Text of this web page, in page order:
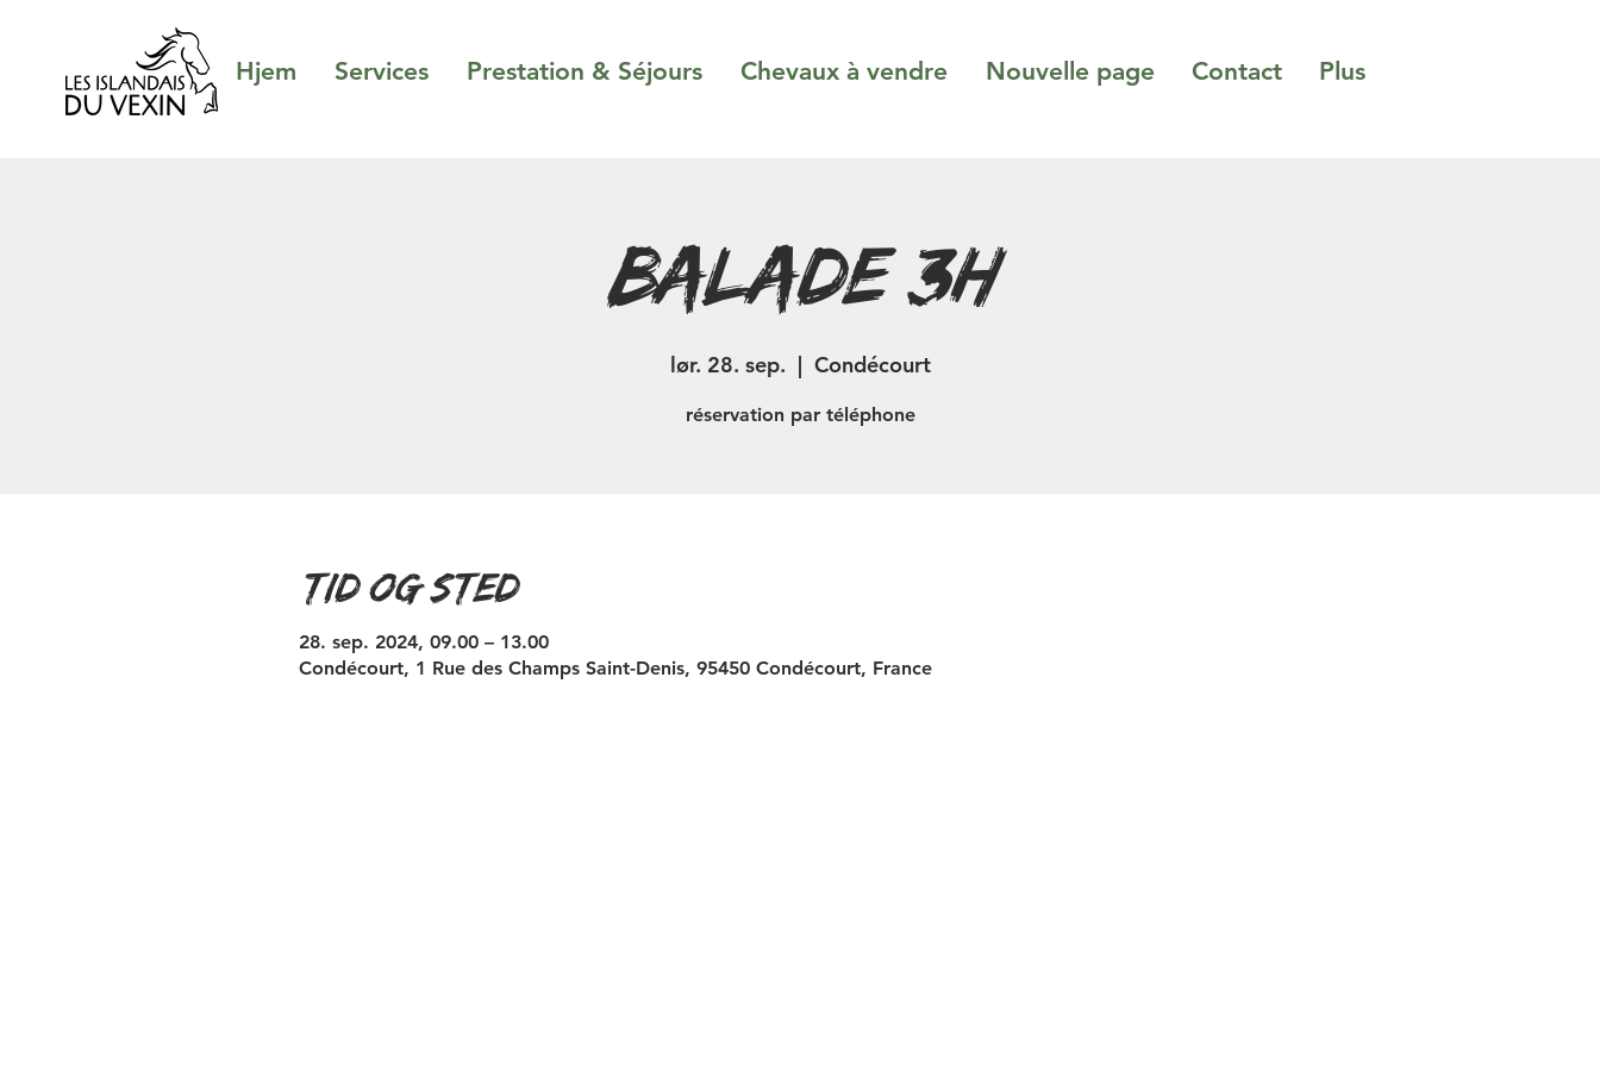
Hjem Services Prestation & Séjours Chevaux à vendre Nouvelle page Contact Plus
Balade 3h
lør. 28. sep.
  |
Condécourt
réservation par téléphone
Tid og sted
28. sep. 2024, 09.00 – 13.00
Condécourt, 1 Rue des Champs Saint-Denis, 95450 Condécourt, France